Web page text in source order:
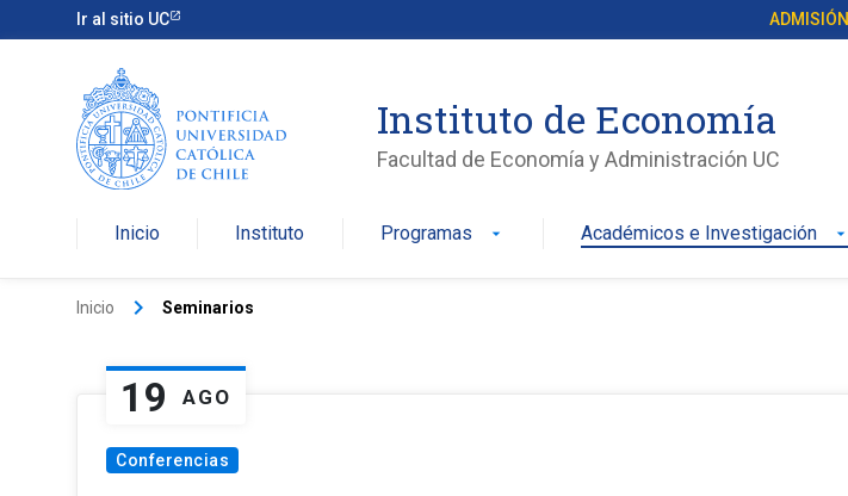
Ir al sitio UC ADMISIÓN
Instituto de Economía
Facultad de Economía y Administración UC
Inicio Instituto Programas arrow_drop_down Académicos e Investigación arrow_drop_down
Inicio keyboard_arrow_right Seminarios
19 AGO
Conferencias